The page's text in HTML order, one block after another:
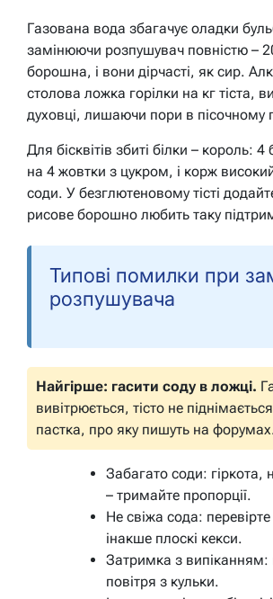
Газована вода збагачує оладки
замінюючи розпушувач повністю –
борошна, і вони дірчасті, як сир.
столова ложка горілки на кг тіста,
духовці, лишаючи пори в пісочному
Для бісквітів збиті білки – король: 4
на 4 жовтки з цукром, і корж
соди. У безглютеновому тісті
рисове борошно любить таку
Типові помилки при
розпушувача
Найгірше: гасити соду в ложці.
вивітрюється, тісто не
пастка, про яку пишуть на
Забагато соди: гіркота,
– тримайте пропорції.
Не свіжа сода:
інакше плоскі кекси.
Затримка з випіканням:
повітря з кульки.